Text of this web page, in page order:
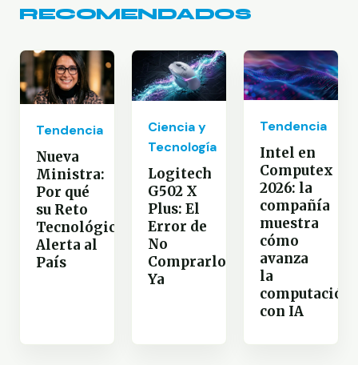
RECOMENDADOS
Tendencia
Nueva
Ministra:
Por qué
su Reto
Tecnológico
Alerta al
País
Ciencia y
Tecnología
Logitech
G502 X
Plus: El
Error de
No
Comprarlo
Ya
Tendencia
Intel en
Computex
2026: la
compañía
muestra
cómo
avanza
la
computación
con IA